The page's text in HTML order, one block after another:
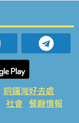
銅鑼灣好去處
社會 餐廳情報